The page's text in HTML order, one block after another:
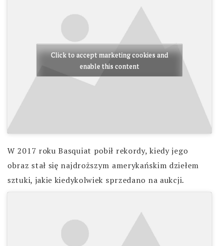
Click to accept marketing cookies and
enable this content
W 2017 roku Basquiat pobił rekordy, kiedy jego
obraz stał się najdroższym amerykańskim dziełem
sztuki, jakie kiedykolwiek sprzedano na aukcji.